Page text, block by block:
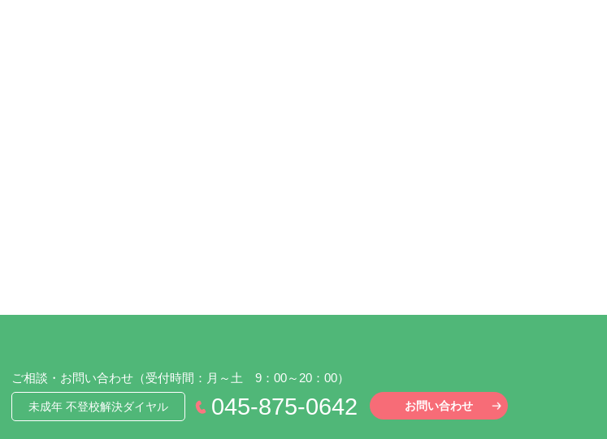
ご相談・お問い合わせ （受付時間：月～土 9：00～20：00）
未成年 不登校解決ダイヤル 045-875-0642 お問い合わせ